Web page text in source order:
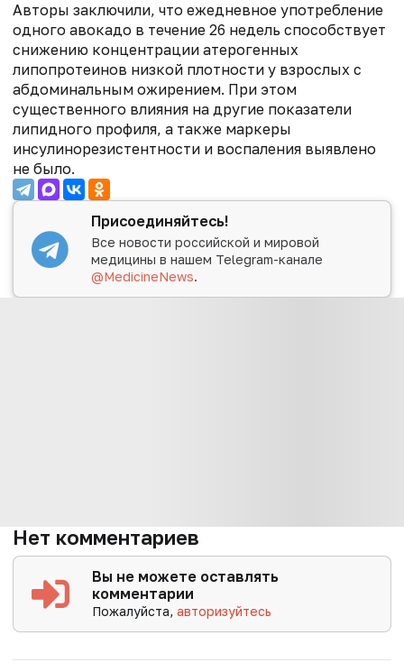
Авторы заключили, что ежедневное употребление
одного авокадо в течение 26 недель способствует
снижению концентрации атерогенных
липопротеинов низкой плотности у взрослых с
абдоминальным ожирением. При этом
существенного влияния на другие показатели
липидного профиля, а также маркеры
инсулинорезистентности и воспаления выявлено
не было.
Присоединяйтесь!
Все новости российской и мировой
медицины в нашем Telegram-канале
@MedicineNews.
Нет комментариев
Вы не можете оставлять
комментарии
Пожалуйста,авторизуйтесь